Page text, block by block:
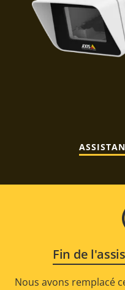
Fin de
Nous avons remplacé